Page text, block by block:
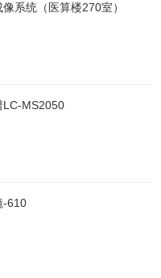
医算楼（西区田径场新楼）二楼（206室）新到一台落地式超离和一台高速冷冻离心机
安排
排
值班表
系统（医算楼270室）
LC-MS2050
-610